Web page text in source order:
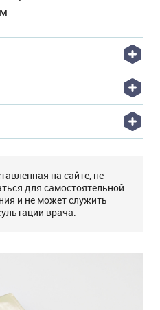
на сайте, не
для самостоятельной
и не может служить
врача.